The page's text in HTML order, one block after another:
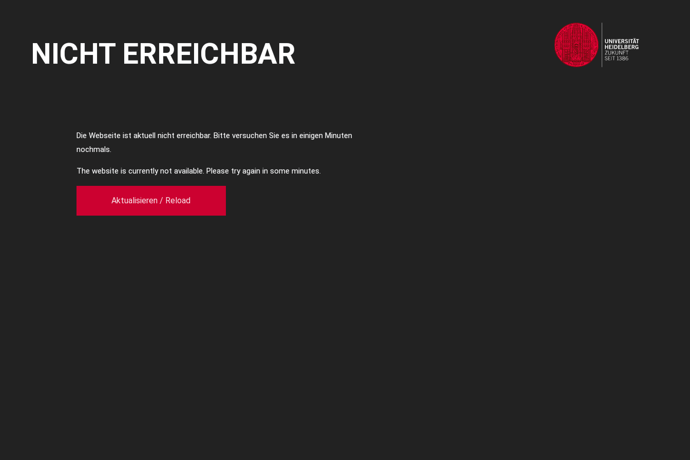
NICHT ERREICHBAR
Die Webseite ist aktuell nicht erreichbar. Bitte versuchen Sie es in einigen Minuten
nochmals.
The website is currently not available. Please try again in some minutes.
Aktualisieren / Reload